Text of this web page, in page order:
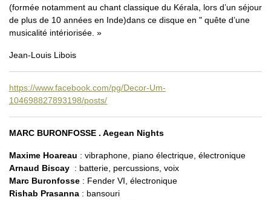
(formée notamment au chant classique du Kérala, lors d’un séjour
de plus de 10 années en Inde)dans ce disque en " quête d’une
musicalité intériorisée. »
Jean-Louis Libois
https://www.facebook.com/pg/Decor-Um-
104698827893198/posts/
MARC BURONFOSSE . Aegean Nights
Maxime Hoareau : vibraphone, piano électrique, électronique
Arnaud Biscay : batterie, percussions, voix
Marc Buronfosse : Fender VI, électronique
Rishab Prasanna : bansouri